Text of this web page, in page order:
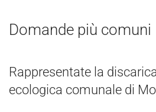
Domande più comuni
Rappresentate la
ecologica comunale di